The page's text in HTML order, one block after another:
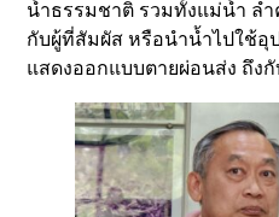
น้ำธรรมชาติ รวมทั้งแม่น้ำ ล
กับผู้ที่สัมผัส หรือนำน้ำไปใช้อุ
แสดงออกแบบตายผ่อนส่ง ถึง